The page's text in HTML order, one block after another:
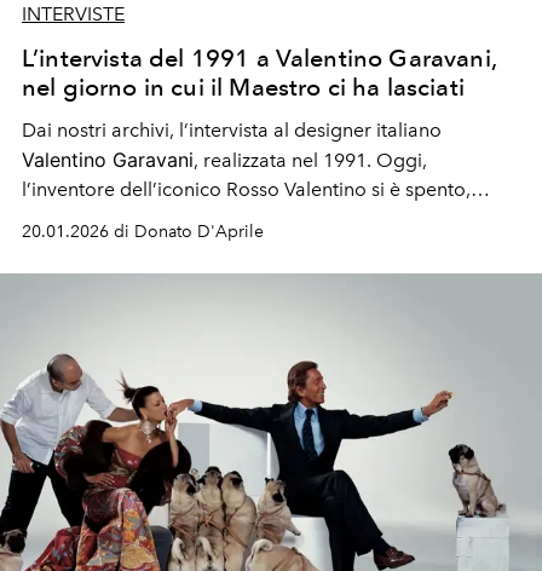
INTERVISTE
L’intervista del 1991 a Valentino Garavani,
nel giorno in cui il Maestro ci ha lasciati
Dai nostri archivi, l’intervista al designer italiano
Valentino Garavani, realizzata nel 1991. Oggi,
l’inventore dell’iconico Rosso Valentino si è spento,
di grazia, disciplina e poesia. L'omaggio de L'OFFICIEL
all'Ultimo Imperatore della moda.
20.01.2026 di Donato D'Aprile